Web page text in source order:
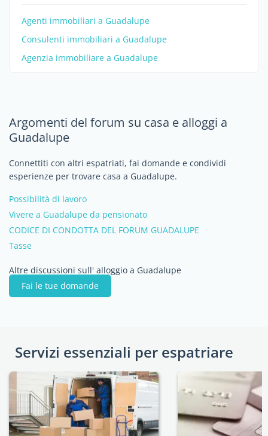
Agenti immobiliari a Guadalupe
Consulenti immobiliari a Guadalupe
Agenzia immobiliare a Guadalupe
Argomenti del forum su casa e alloggi a
Guadalupe
Connettiti con altri espatriati, fai domande e condividi
esperienze per trovare casa a Guadalupe.
Possibilità di lavoro
Vivere a Guadalupe da pensionato
CODICE DI CONDOTTA DEL FORUM GUADALUPE
Tasse
Altre discussioni sull' alloggio a Guadalupe
Fai le tue domande
Servizi essenziali per espatriare